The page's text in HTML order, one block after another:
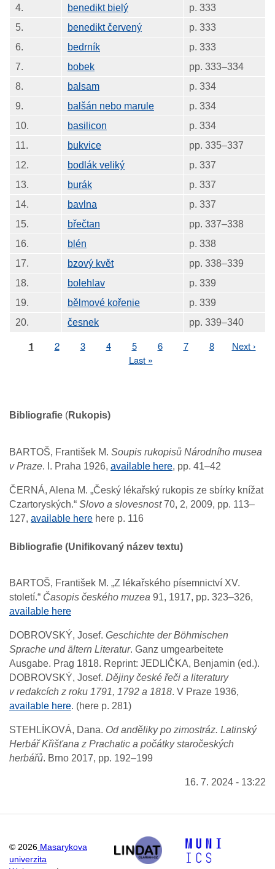
4.
benedikt bielý
p. 333
5.
benedikt červený
p. 333
6.
bedrník
p. 333
7.
bobek
pp. 333–334
8.
balsam
p. 334
9.
balšán nebo marule
p. 334
10.
basilicon
p. 334
11.
bukvice
pp. 335–337
12.
bodlák veliký
p. 337
13.
burák
p. 337
14.
bavlna
p. 337
15.
břečtan
pp. 337–338
16.
blén
p. 338
17.
bzový květ
pp. 338–339
18.
bolehlav
p. 339
19.
bělmové kořenie
p. 339
20.
česnek pp. 339–340
Page
1 Page
2 Page
3 Page
4 Page
5 Page
6 Page
7 Page
8
Next
Next ›
Last
Last »
Bibliografie (Rukopis)
BARTOŠ, František M. Soupis rukopisů Národního musea
v Praze. I. Praha 1926, available here, pp. 41–42
ČERNÁ, Alena M. „Český lékařský rukopis ze sbírky knížat
Czartoryských.“ Slovo a slovesnost70, 2, 2009, pp. 113–
127, available here here p. 116
Bibliografie (Unifikovaný název textu)
BARTOŠ, František M. „Z lékařského písemnictví XV.
století.“ Časopis českého muzea 91, 1917, pp. 323–326,
available here
DOBROVSKÝ, Josef. Geschichte der Böhmischen
Sprache und ältern Literatur. Ganz umgearbeitete
Ausgabe. Prag 1818. Reprint: JEDLIČKA, Benjamin (ed.).
DOBROVSKÝ, Josef. Dějiny české řeči a literatury
v redakcích z roku 1791, 1792 a 1818. V Praze 1936,
available here. (here p. 281)
STEHLÍKOVÁ, Dana. Od anděliky po zimostráz. Latinský
Herbář Křišťana z Prachatic a počátky staročeských
herbářů. Brno 2017, pp. 192–199
16. 7. 2024 - 13:22
© 2026 Masarykova
univerzita